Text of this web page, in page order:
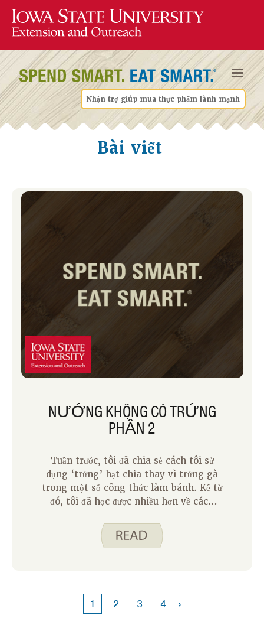
Nhận trợ giúp mua thực phẩm lành mạnh
Bài viết
NƯỚNG KHÔNG CÓ TRỨNG
PHẦN 2
Tuần trước, tôi đã chia sẻ cách tôi sử
dụng ‘trứng’ hạt chia thay vì trứng gà
trong một số công thức làm bánh. Kể từ
đó, tôi đã học được nhiều hơn về cách
bè của chúng tôi tại AnswerLine đã chia
sẻ những lời khuyên này với tôi:
1 2 3 4 ›